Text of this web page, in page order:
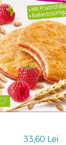
cafea
bio
33,60 Lei